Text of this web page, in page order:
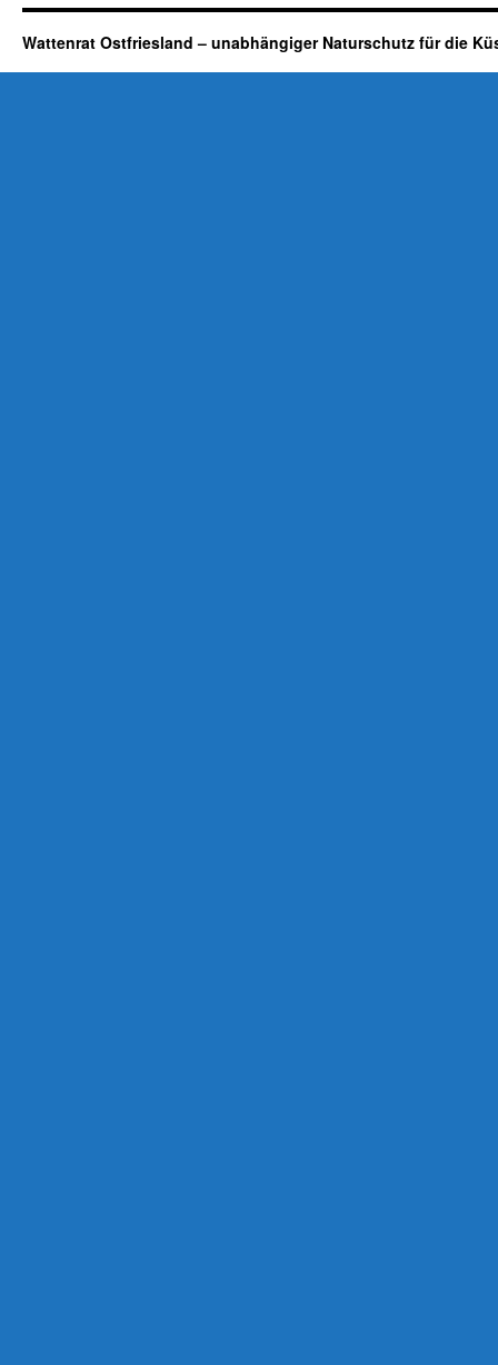
Wattenrat Ostfriesland – unabhängiger Naturschutz für die